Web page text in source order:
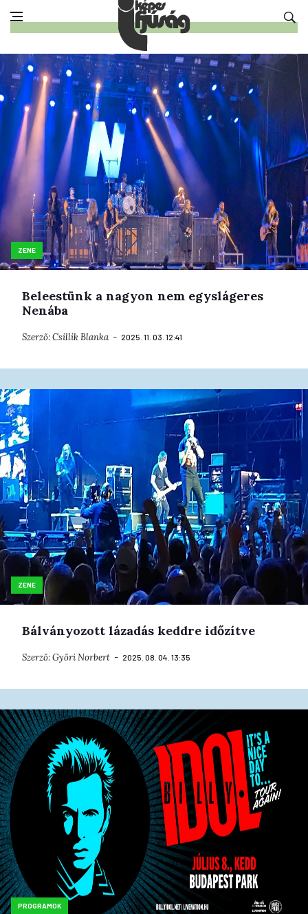
ZENE
Beleestünk a nagyon nem egyslágeres
Nenába
Szerző:Csillik Blanka 2025. 11. 03. 12:41
ZENE
Bálványozott lázadás keddre időzítve
Szerző:Győri Norbert 2025. 08. 04. 13:35
PROGRAMOK